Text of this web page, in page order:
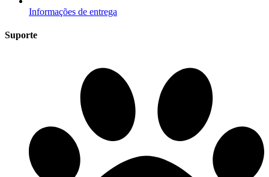
Informações de entrega
Suporte